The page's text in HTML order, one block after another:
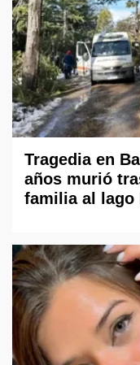
Tragedia en
años murió
familia al lago